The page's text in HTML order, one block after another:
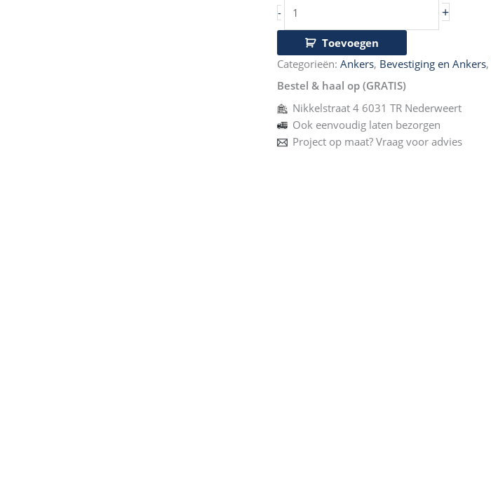
- +
Toevoegen
Categorieën: Ankers, Bevestiging en Ankers,
Bestel & haal op (GRATIS)
Nikkelstraat 4 6031 TR Nederweert
Ook eenvoudig laten bezorgen
Project op maat? Vraag voor advies